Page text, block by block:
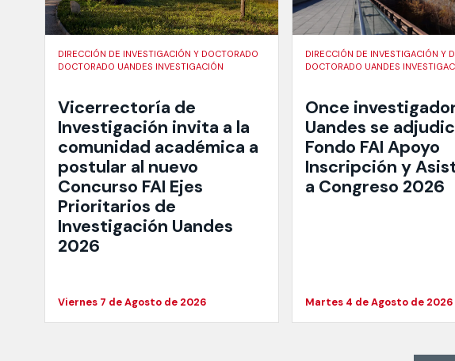
DIRECCIÓN DE INVESTIGACIÓN Y DOCTORADO
DOCTORADO UANDES INVESTIGACIÓN
Vicerrectoría de
Investigación invita a la
comunidad académica a
postular al nuevo
Concurso FAI Ejes
Prioritarios de
Investigación Uandes
2026
Viernes 7 de Agosto de 2026
DIRECCIÓN DE INVESTIGACIÓN Y
DOCTORADO UANDES
Once
Uandes se
Fondo FAI Apoyo
Inscripción y
a Congreso 2026
Martes 4 de Agosto de 2026